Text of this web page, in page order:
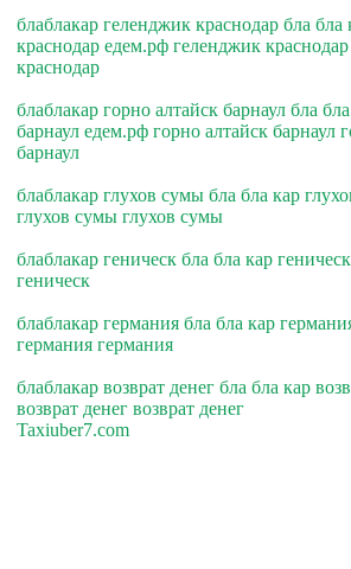
блаблакар геленджик краснодар бла
краснодар едем.рф геленджик
краснодар
блаблакар горно алтайск барнаул бла
барнаул едем.рф горно алтайск барнаул
барнаул
блаблакар глухов сумы бла бла кар
глухов сумы глухов сумы
блаблакар геническ бла бла кар
геническ
блаблакар германия бла бла кар
германия германия
блаблакар возврат денег бла бла кар
возврат денег возврат денег
Taxiuber7.com